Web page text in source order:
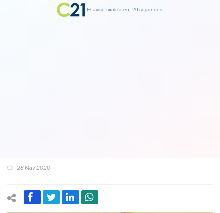
28 May 2020
El aviso finaliza en: 19 segundos.